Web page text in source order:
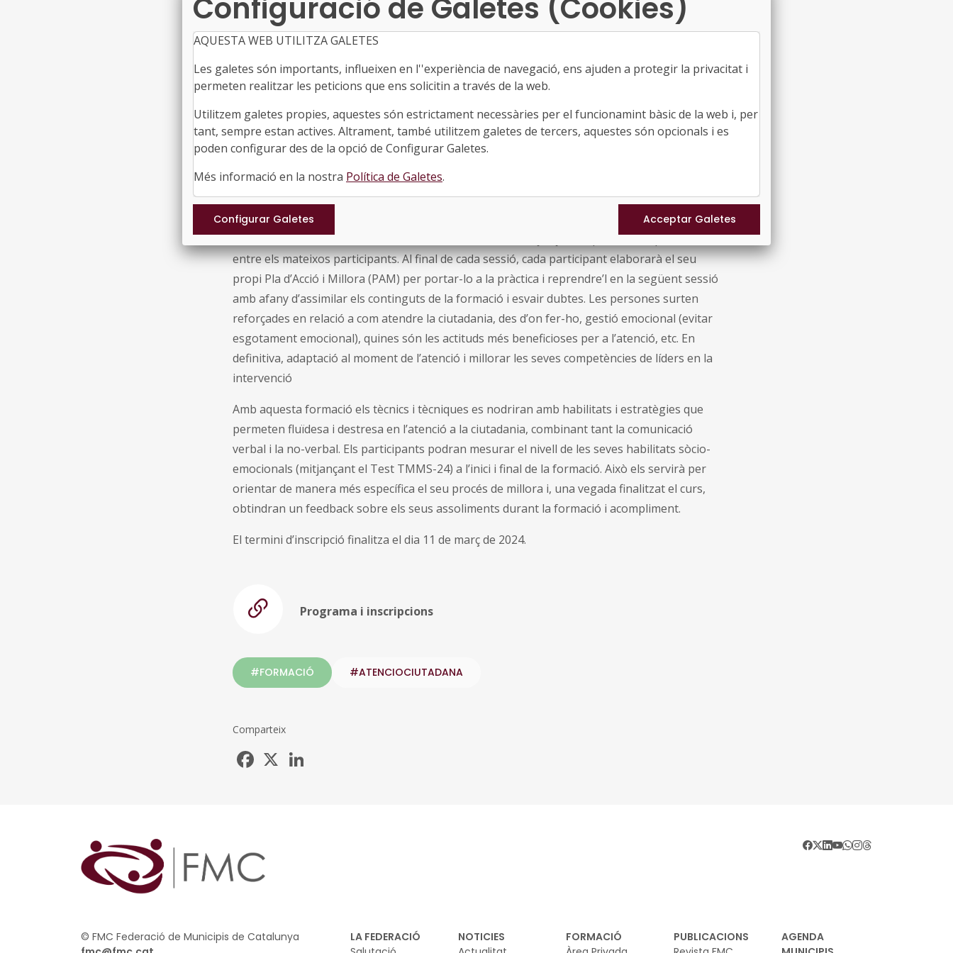
personals (la consciència d’un mateix, l’autogestió de comportaments, la regulació
emocional...), les competències socials (la comprensió dels estats emocionals dels
les relacions interpersonals
Aquest curs treballa sobre un doble enfocament. El primer se centra en les habilitats socials
i emocionals que necessita un professional d’atenció a la ciutadania, i el segon en com
abordar la interacció amb la ciutadania amb l’objectiu d’atendre’l amb efectivitat sense que
Donem molt pes a la comunicació verbal i accentua la importància de la comunicació no
verbal, especialment rellevant per guanyar coherència i funcionalitat en els missatges,
l’atenció, etc. En definitiva: saber liderar la intervenció, mitjançant supòsits molt pràctics
entre els mateixos participants. Al final de cada sessió, cada participant elaborarà el seu
propi Pla d’Acció i Millora (PAM) per portar-lo a la pràctica i reprendre’l en la següent sessió
amb afany d’assimilar els continguts de la formació i esvair dubtes. Les persones surten
reforçades en relació a com atendre la ciutadania, des d’on fer-ho, gestió emocional (evitar
esgotament emocional), quines són les actituds més beneficioses per a l’atenció, etc. En
definitiva, adaptació al moment de l’atenció i millorar les seves competències de líders en la
intervenció
Amb aquesta formació els tècnics i tècniques es nodriran amb habilitats i estratègies que
permeten fluïdesa i destresa en l’atenció a la ciutadania, combinant tant la comunicació
verbal i la no-verbal. Els participants podran mesurar el nivell de les seves habilitats sòcio-
emocionals (mitjançant el Test TMMS-24) a l’inici i final de la formació. Això els servirà per
orientar de manera més específica el seu procés de millora i, una vegada finalitzat el curs,
obtindran un feedback sobre els seus assoliments durant la formació i acompliment.
El termini d’inscripció finalitza el dia 11 de març de 2024.
Programa i inscripcions
#FORMACIÓ #ATENCIOCIUTADANA
Comparteix
Facebook
LA FEDERACIÓ
NOTICIES
FORMACIÓ
PUBLICACIONS
AGENDA
© FMC Federació de Municipis de Catalunya
Configuració de Galetes (Cookies)
AQUESTA WEB UTILITZA GALETES
Les galetes són importants, influeixen en l''experiència de navegació, ens ajuden a protegir la privacitat i
permeten realitzar les peticions que ens solicitin a través de la web.
Utilitzem galetes propies, aquestes són estrictament necessàries per el funcionamint bàsic de la web i, per
tant, sempre estan actives. Altrament, també utilitzem galetes de tercers, aquestes són opcionals i es
poden configurar des de la opció de Configurar Galetes.
Més informació en la nostra Política de Galetes.